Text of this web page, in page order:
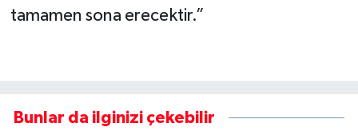
tamamen sona erecektir.”
Bunlar da ilginizi çekebilir